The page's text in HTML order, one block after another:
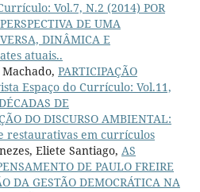
Vol.7, N.2 (2014) POR
DE UMA
DINÂMICA E
atuais..
PARTICIPAÇÃO
Espaço do Currículo: Vol.11,
DE
DO DISCURSO AMBIENTAL:
restaurativas em currículos
Eliete Santiago, AS
DE PAULO FREIRE
DA GESTÃO DEMOCRÁTICA NA